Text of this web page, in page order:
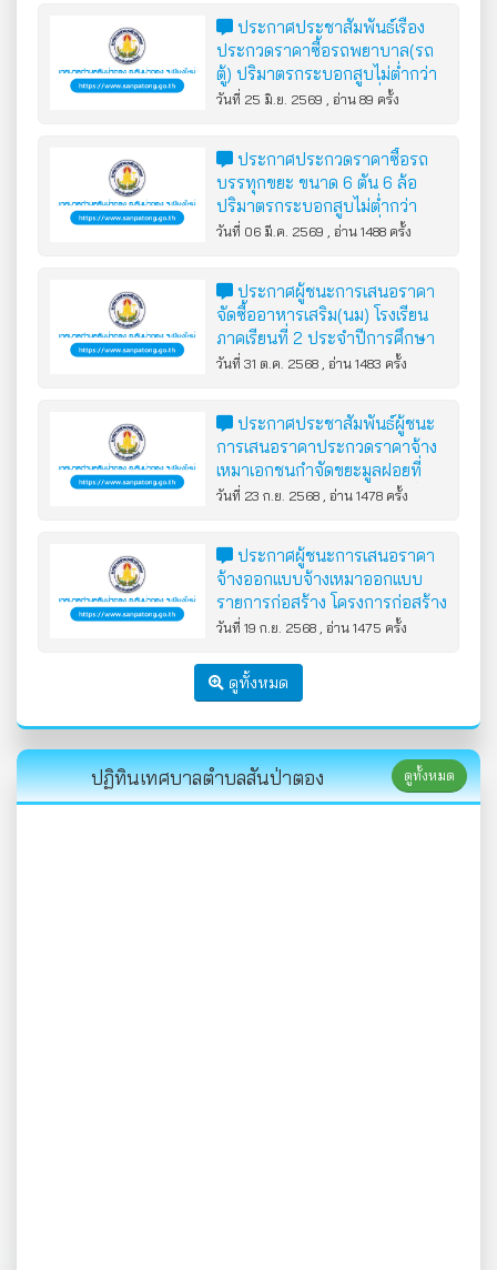
จำนวน 1 คัน ด้วยวิธีประกวดราคา
อิเล็กทรอนิกส์ (e-bidding)
ประกาศประชาสัมพันธ์เรื่อง
ประกวดราคาซื้อรถพยาบาล(รถ
ตู้) ปริมาตรกระบอกสูบไม่ต่ำกว่า
2,400 ซีซี หรือกำลังเครื่องยนต์
จำนวน 1 คัน ด้วยวิธีประกวดราคา
อิเล็กทรอนิกส์ (e-bidding)
วันที่ 25 มิ.ย. 2569 , อ่าน 89 ครั้ง
ประกาศประกวดราคาซื้อรถ
บรรทุกขยะ ขนาด 6 ตัน 6 ล้อ
ปริมาตรกระบอกสูบไม่ต่ำกว่า
6,000 ซีซี หรือกำลังเครื่องยนต์
ประกวดราคาอิเล็กทรอนิกส์ (e-
bidding)
วันที่ 06 มี.ค. 2569 , อ่าน 1488 ครั้ง
ประกาศผู้ชนะการเสนอราคา
จัดซื้ออาหารเสริม(นม) โรงเรียน
ภาคเรียนที่ 2 ประจำปีการศึกษา
2568 และนมปิดภาคเรียน โดยวิธี
วันที่ 31 ต.ค. 2568 , อ่าน 1483 ครั้ง
ประกาศประชาสัมพันธ์ผู้ชนะ
การเสนอราคาประกวดราคาจ้าง
เหมาเอกชนกำจัดขยะมูลฝอยที่
เทศบาลตำบลสันป่าตอง จัดเก็บได้
2569 ด้วยวิธีประกวดราคา
อิเล็กทรอนิกส์ (e-bidding)
วันที่ 23 ก.ย. 2568 , อ่าน 1478 ครั้ง
ประกาศผู้ชนะการเสนอราคา
จ้างออกแบบจ้างเหมาออกแบบ
รายการก่อสร้าง โครงการก่อสร้าง
โรงจอดรถ กองช่าง เทศบาลตำบล
วันที่ 19 ก.ย. 2568 , อ่าน 1475 ครั้ง
ดูทั้งหมด
ปฏิทินเทศบาลตำบลสันป่าตอง ดูทั้งหมด